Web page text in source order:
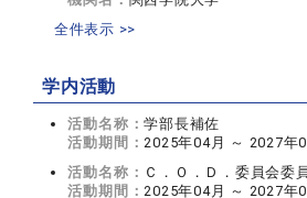
全件表示 >>
学内活動
活動名称：学部長補佐
活動期間：2025年04月 ～ 2027年
活動名称： Ｃ．Ｏ．Ｄ．委員会委員
活動期間：2025年04月 ～ 2027年